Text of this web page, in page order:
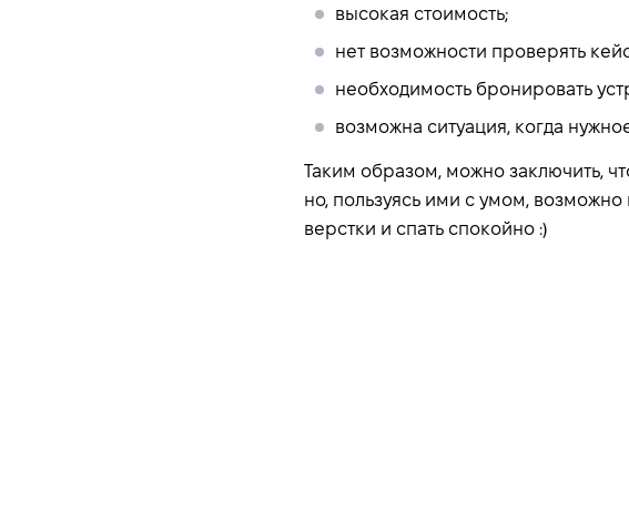
высокая стоимость;
нет возможности проверять
необходимость бронировать
возможна ситуация, когда
Таким образом, можно заключить,
но, пользуясь ими с умом,
верстки и спать спокойно :)